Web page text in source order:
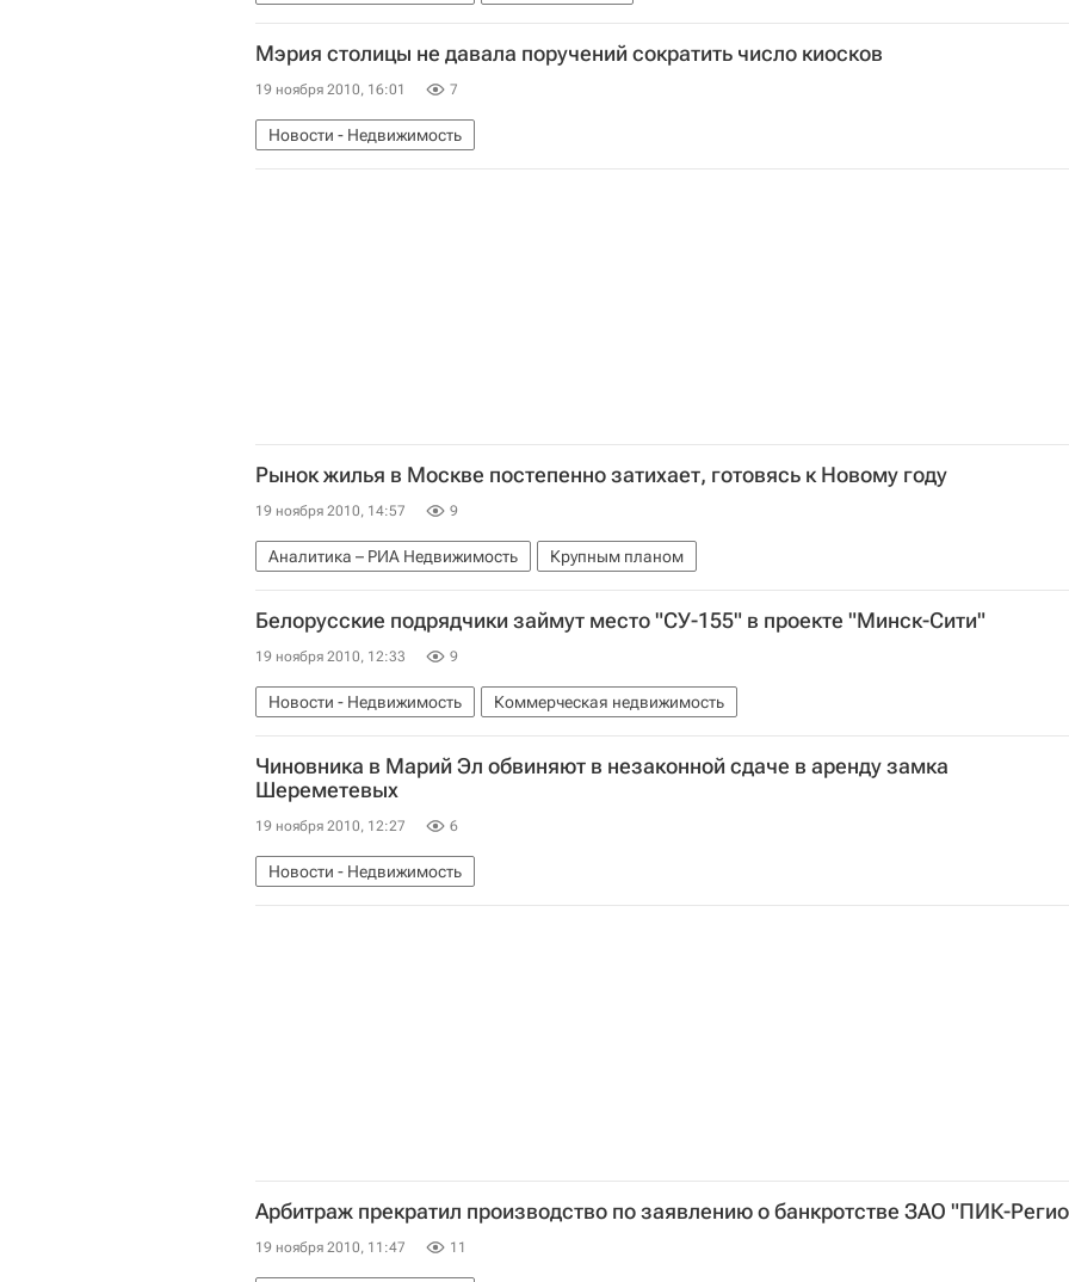
Мэрия столицы не давала поручений сократить число киосков
19 ноября 2010, 16:01 7
Новости - Недвижимость
Рынок жилья в Москве постепенно затихает, готовясь к Новому году
19 ноября 2010, 14:57 9
Аналитика – РИА Недвижимость Крупным планом
Белорусские подрядчики займут место "СУ-155" в проекте "Минск-Сити"
19 ноября 2010, 12:33 9
Новости - Недвижимость Коммерческая недвижимость
Чиновника в Марий Эл обвиняют в незаконной сдаче в аренду замка
Шереметевых
19 ноября 2010, 12:27 6
Новости - Недвижимость
Арбитраж прекратил производство по заявлению о банкротстве ЗАО "ПИК-
19 ноября 2010, 11:47 11